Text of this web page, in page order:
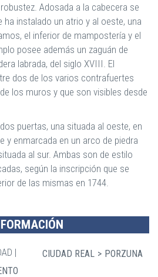
Adosada a la cabecera se
ha instalado un atrio y al oeste, una
el inferior de mampostería y el
posee además un zaguán de
labrada, del siglo XVIII. El
dos de los varios contrafuertes
los muros y que son visibles desde
puertas, una situada al oeste, en
y enmarcada en un arco de piedra
al sur. Ambas son de estilo
según la inscripción que se
de las mismas en 1744.
CIUDAD REAL PORZUNA